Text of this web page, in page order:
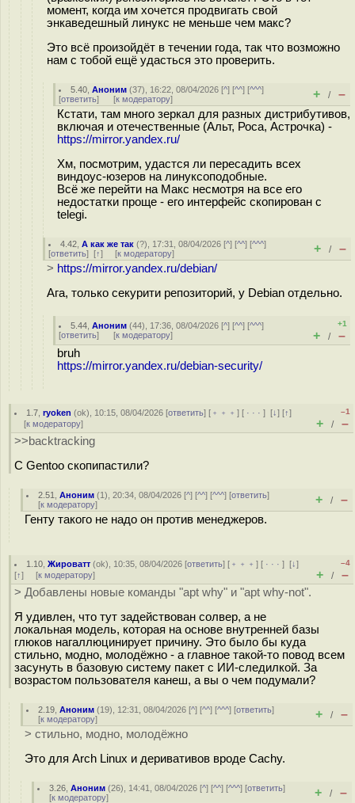
момент, когда им хочется продвигать свой
энкаведешный линукс не меньше чем макс?
Это всё произойдёт в течении года, так что возможно
нам с тобой ещё удасться это проверить.
5.40 ,Аноним (37), 16:22, 08/04/2026 [^] [^^] [^^^]
[ответить] [к модератору] + / –
Кстати, там много зеркал для разных дистрибутивов,
включая и отечественные (Альт, Роса, Астрочка) -
https://mirror.yandex.ru/
Хм, посмотрим, удастся ли пересадить всех
виндоус-юзеров на линуксоподобные.
Всё же перейти на Макс несмотря на все его
недостатки проще - его интерфейс скопирован с
telegi.
4.42 ,А как же так (?), 17:31, 08/04/2026 [^] [^^] [^^^]
[ответить] [↑] [к модератору] + / –
> https://mirror.yandex.ru/debian/
Ага, только секурити репозиторий, у Debian отдельно.
5.44 ,Аноним (44), 17:36, 08/04/2026 [^] [^^] [^^^]
[ответить] [к модератору]
+1
+ / –
bruh
https://mirror.yandex.ru/debian-security/
1.7 ,ryoken (ok), 10:15, 08/04/2026 [ответить] [ ﹢﹢﹢] [ · · ·][↓] [↑]
[к модератору]
–1
+ / –
>>backtracking
С Gentoo скопипастили?
2.51 ,Аноним (1), 20:34, 08/04/2026 [^] [^^] [^^^] [ответить]
[к модератору] + / –
Генту такого не надо он против менеджеров.
1.10 ,Жироватт (ok), 10:35, 08/04/2026 [ответить] [ ﹢﹢﹢] [ · · ·][↓]
[↑] [к модератору]
–4
+ / –
> Добавлены новые команды "apt why" и "apt why-not".
Я удивлен, что тут задействован солвер, а не
локальная модель, которая на основе внутренней базы
глюков нагаллюцинирует причину. Это было бы куда
стильно, модно, молодёжно - а главное такой-то повод всем
засунуть в базовую систему пакет с ИИ-следилкой. За
возрастом пользователя канеш, а вы о чем подумали?
2.19 ,Аноним (19), 12:31, 08/04/2026 [^] [^^] [^^^] [ответить]
[к модератору] + / –
> стильно, модно, молодёжно
Это для Arch Linux и деривативов вроде Cachy.
3.26 ,Аноним (26), 14:41, 08/04/2026 [^] [^^] [^^^] [ответить]
[к модератору] + / –